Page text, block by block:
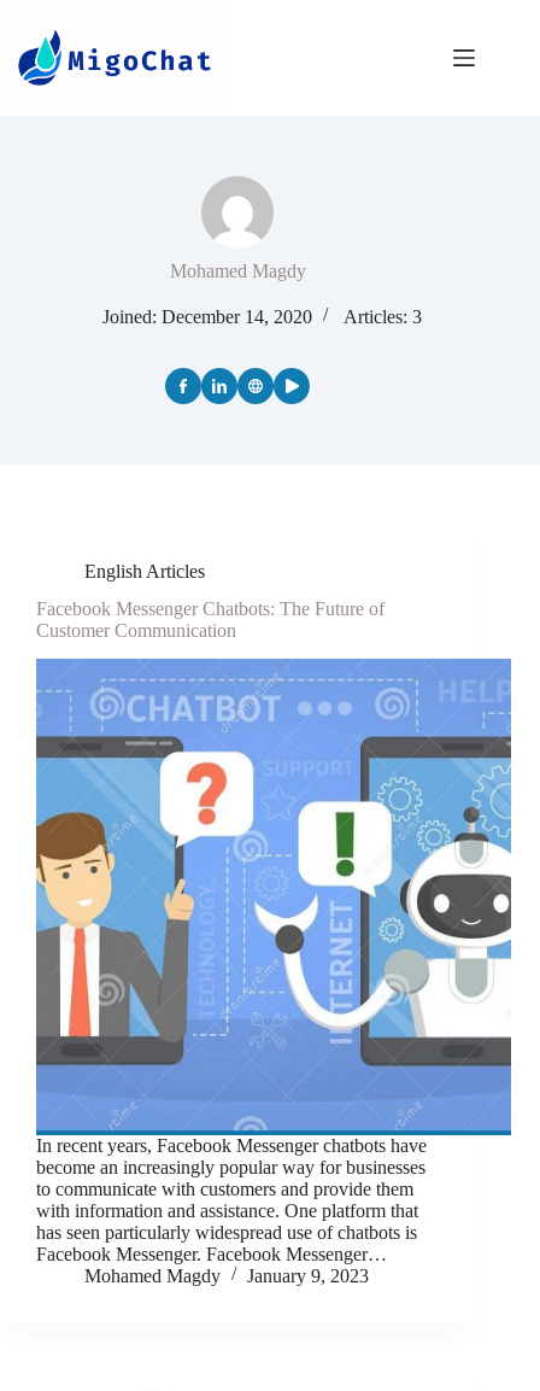
Mohamed Magdy
Joined: December 14, 2020 Articles: 3
English Articles
Facebook Messenger Chatbots: The Future of
Customer Communication
In recent years, Facebook Messenger chatbots have
become an increasingly popular way for businesses
to communicate with customers and provide them
with information and assistance. One platform that
has seen particularly widespread use of chatbots is
Facebook Messenger. Facebook Messenger…
Mohamed Magdy
January 9, 2023